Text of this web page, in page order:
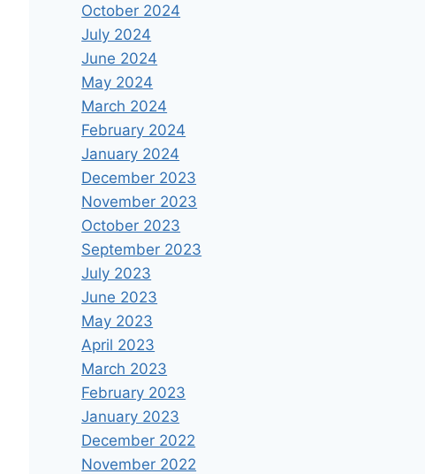
October 2024
July 2024
June 2024
May 2024
March 2024
February 2024
January 2024
December 2023
November 2023
October 2023
September 2023
July 2023
June 2023
May 2023
April 2023
March 2023
February 2023
January 2023
December 2022
November 2022